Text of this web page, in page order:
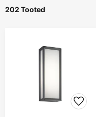
202 Tooted